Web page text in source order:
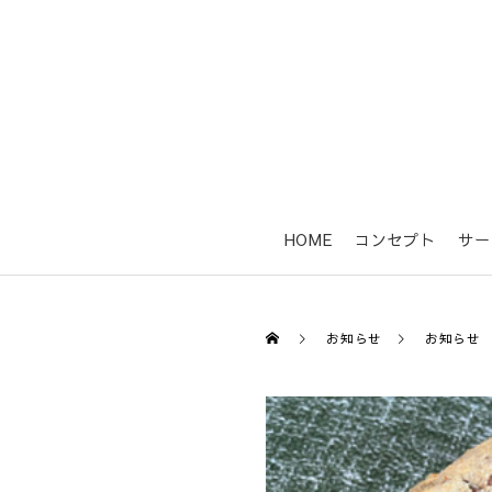
HOME コンセプト サ
お知らせ お知らせ